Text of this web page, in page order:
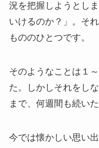
況を把握しようとし
いけるのか？」。そ
もののひとつです。
そのようなことは１
た。しかしそれをし
まで、何週間も続い
今では懐かしい思い